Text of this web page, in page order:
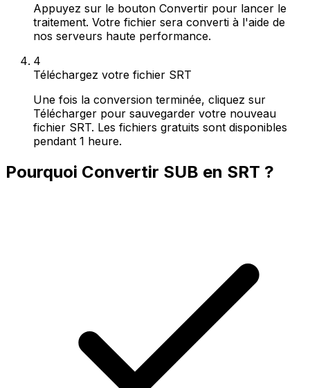
Appuyez sur le bouton Convertir pour lancer le
traitement. Votre fichier sera converti à l'aide de
nos serveurs haute performance.
4
Téléchargez votre fichier SRT
Une fois la conversion terminée, cliquez sur
Télécharger pour sauvegarder votre nouveau
fichier SRT. Les fichiers gratuits sont disponibles
pendant 1 heure.
Pourquoi Convertir SUB en SRT ?